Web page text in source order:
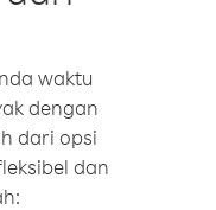
waktu
dengan
dari opsi
dan